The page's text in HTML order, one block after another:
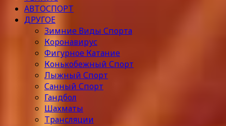
АВТОСПОРТ
ДРУГОЕ
Зимние Виды Спорта
Коронавирус
Фигурное Катание
Конькобежный Спорт
Лыжный Спорт
Санный Спорт
Гандбол
Шахматы
Трансляции